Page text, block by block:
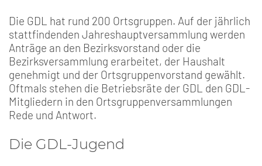
Die GDL hat rund 200 Ortsgruppen. Auf der jährlich
stattfindenden Jahreshauptversammlung werden
Anträge an den Bezirksvorstand oder die
Bezirksversammlung erarbeitet, der Haushalt
genehmigt und der Ortsgruppenvorstand gewählt.
Oftmals stehen die Betriebsräte der GDL den GDL-
Mitgliedern in den Ortsgruppenversammlungen
Rede und Antwort.
Die GDL-Jugend